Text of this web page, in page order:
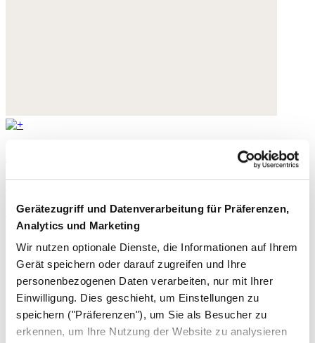
Gerätezugriff und Datenverarbeitung für Präferenzen,
Analytics und Marketing
Wir nutzen optionale Dienste, die Informationen auf Ihrem
Gerät speichern oder darauf zugreifen und Ihre
personenbezogenen Daten verarbeiten, nur mit Ihrer
Einwilligung. Dies geschieht, um Einstellungen zu
speichern ("Präferenzen"), um Sie als Besucher zu
erkennen, um Ihre Nutzung der Website zu analysieren
169,- €